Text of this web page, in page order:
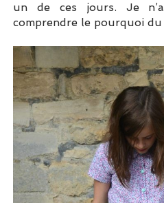
un de ces jours. Je
comprendre le pourquoi du